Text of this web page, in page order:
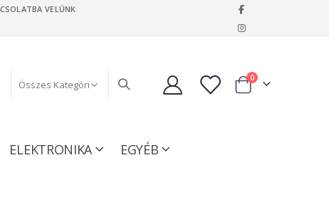
VELÜNK
Kosár
0tételeket
ELEKTRONIKA EGYÉB